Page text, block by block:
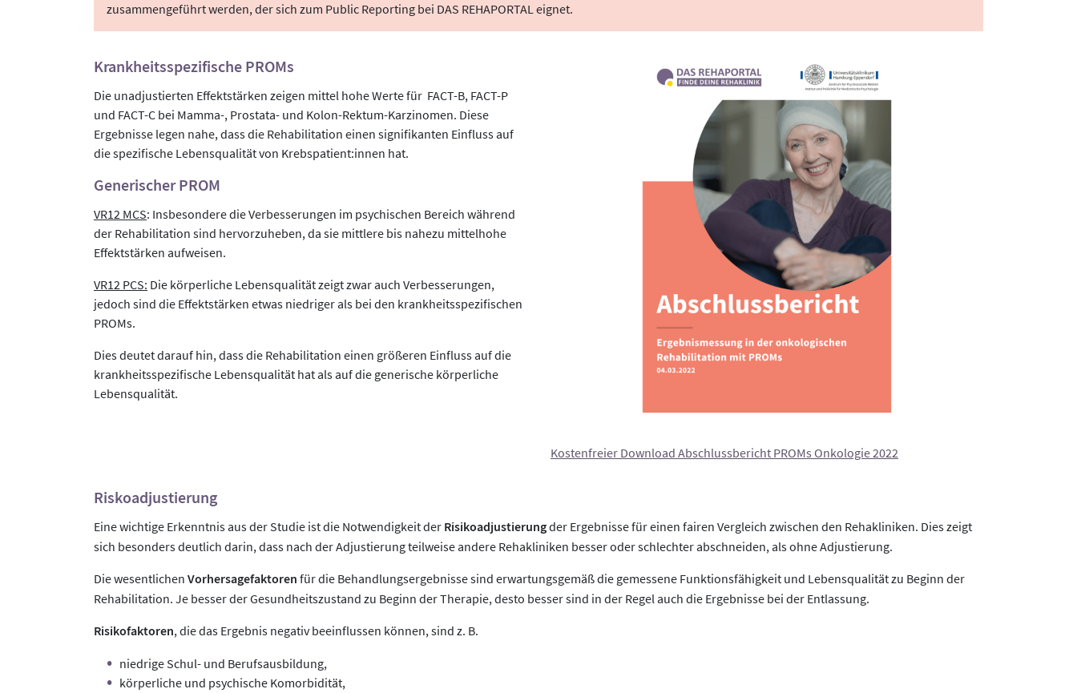
zusammengeführt werden, der sich zum Public Reporting bei DAS REHAPORTAL eignet.
Krankheitsspezifische PROMs
Die unadjustierten Effektstärken zeigen mittel hohe Werte für FACT-B, FACT-P
und FACT-C bei Mamma-, Prostata- und Kolon-Rektum-Karzinomen. Diese
Ergebnisse legen nahe, dass die Rehabilitation einen signifikanten Einfluss auf
die spezifische Lebensqualität von Krebspatient:innen hat.
Generischer PROM
VR12 MCS: Insbesondere die Verbesserungen im psychischen Bereich während
der Rehabilitation sind hervorzuheben, da sie mittlere bis nahezu mittelhohe
Effektstärken aufweisen.
VR12 PCS: Die körperliche Lebensqualität zeigt zwar auch Verbesserungen,
jedoch sind die Effektstärken etwas niedriger als bei den krankheitsspezifischen
PROMs.
Dies deutet darauf hin, dass die Rehabilitation einen größeren Einfluss auf die
krankheitsspezifische Lebensqualität hat als auf die generische körperliche
Lebensqualität.
Kostenfreier Download Abschlussbericht PROMs Onkologie 2022
Riskoadjustierung
Eine wichtige Erkenntnis aus der Studie ist die Notwendigkeit der Risikoadjustierungder Ergebnisse für einen fairen Vergleich zwischen den Rehakliniken. Dies zeigt
sich besonders deutlich darin, dass nach der Adjustierung teilweise andere Rehakliniken besser oder schlechter abschneiden, als ohne Adjustierung.
Die wesentlichen Vorhersagefaktoren für die Behandlungsergebnisse sind erwartungsgemäß die gemessene Funktionsfähigkeit und Lebensqualität zu Beginn der
Rehabilitation. Je besser der Gesundheitszustand zu Beginn der Therapie, desto besser sind in der Regel auch die Ergebnisse bei der Entlassung.
Risikofaktoren, die das Ergebnis negativ beeinflussen können, sind z. B.
niedrige Schul- und Berufsausbildung,
körperliche und psychische Komorbidität,